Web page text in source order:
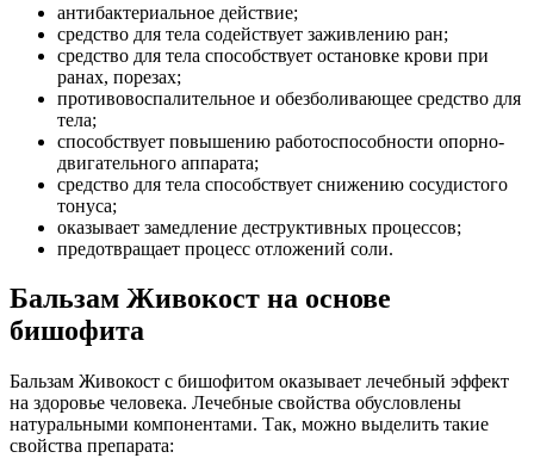
антибактериальное действие;
средство для тела содействует заживлению ран;
средство для тела способствует остановке крови при
ранах, порезах;
противовоспалительное и обезболивающее средство для
тела;
способствует повышению работоспособности опорно-
двигательного аппарата;
средство для тела способствует снижению сосудистого
тонуса;
оказывает замедление деструктивных процессов;
предотвращает процесс отложений соли.
Бальзам Живокост на основе
бишофита
Бальзам Живокост с бишофитом оказывает лечебный эффект
на здоровье человека. Лечебные свойства обусловлены
натуральными компонентами. Так, можно выделить такие
свойства препарата: